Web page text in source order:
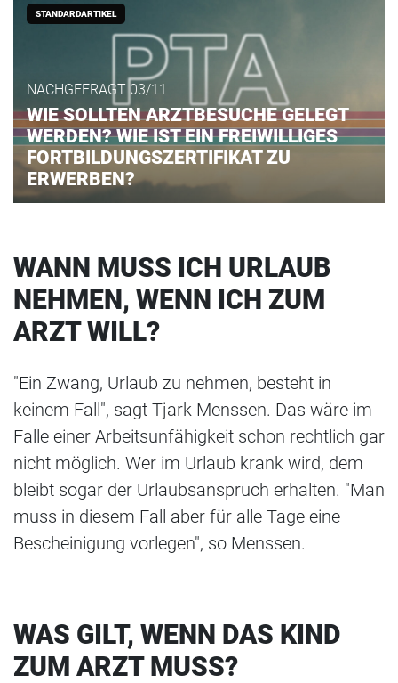
STANDARDARTIKEL
NACHGEFRAGT 03/11
WIE SOLLTEN ARZTBESUCHE GELEGT
WERDEN? WIE IST EIN FREIWILLIGES
FORTBILDUNGSZERTIFIKAT ZU
ERWERBEN?
WANN MUSS ICH URLAUB
NEHMEN, WENN ICH ZUM
ARZT WILL?
"Ein Zwang, Urlaub zu nehmen, besteht in
keinem Fall", sagt Tjark Menssen. Das wäre im
Falle einer Arbeitsunfähigkeit schon rechtlich gar
nicht möglich. Wer im Urlaub krank wird, dem
bleibt sogar der Urlaubsanspruch erhalten. "Man
muss in diesem Fall aber für alle Tage eine
Bescheinigung vorlegen", so Menssen.
WAS GILT, WENN DAS KIND
ZUM ARZT MUSS?